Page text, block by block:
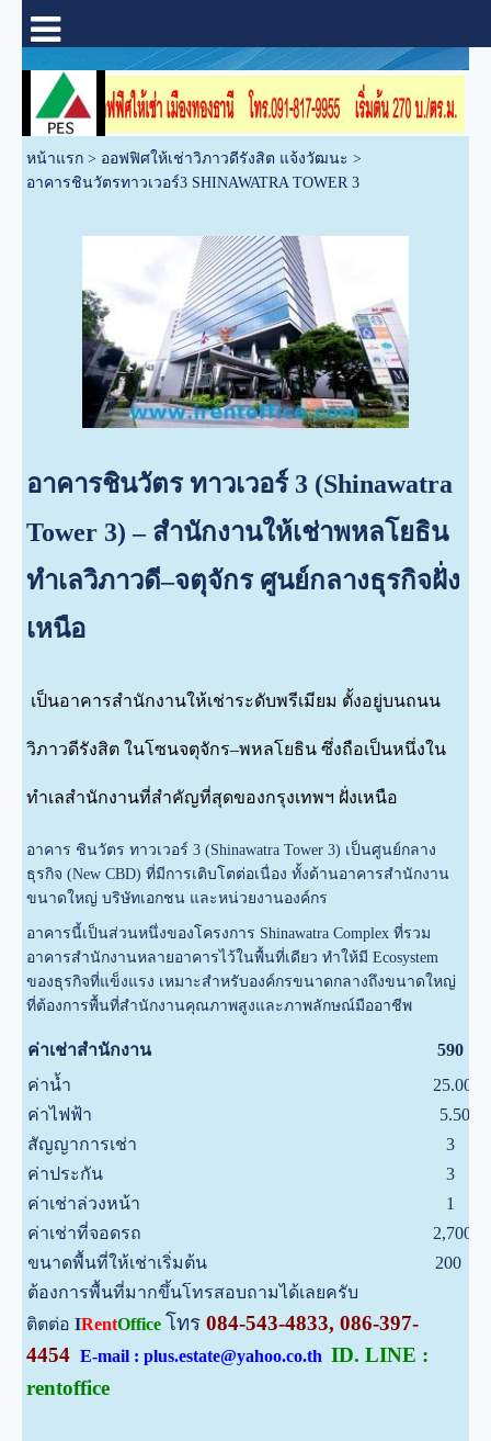
หน้าแรก > ออฟฟิศให้เช่าวิภาวดีรังสิต แจ้งวัฒนะ >
อาคารชินวัตรทาวเวอร์3 SHINAWATRA TOWER 3
อาคารชินวัตร ทาวเวอร์ 3 (Shinawatra
Tower 3) – สำนักงานให้เช่าพหลโยธิน
ทำเลวิภาวดี–จตุจักร ศูนย์กลางธุรกิจฝั่ง
เหนือ
เป็นอาคารสำนักงานให้เช่าระดับพรีเมียม ตั้งอยู่บนถนน
วิภาวดีรังสิต ในโซนจตุจักร–พหลโยธิน ซึ่งถือเป็นหนึ่งใน
ทำเลสำนักงานที่สำคัญที่สุดของกรุงเทพฯ ฝั่งเหนือ
อาคาร ชินวัตร ทาวเวอร์ 3 (Shinawatra Tower 3) เป็นศูนย์กลาง
ธุรกิจ (New CBD) ที่มีการเติบโตต่อเนื่อง ทั้งด้านอาคารสำนักงาน
ขนาดใหญ่ บริษัทเอกชน และหน่วยงานองค์กร
อาคารนี้เป็นส่วนหนึ่งของโครงการ Shinawatra Complex ที่รวม
อาคารสำนักงานหลายอาคารไว้ในพื้นที่เดียว ทำให้มี Ecosystem
ของธุรกิจที่แข็งแรง เหมาะสำหรับองค์กรขนาดกลางถึงขนาดใหญ่
ที่ต้องการพื้นที่สำนักงานคุณภาพสูงและภาพลักษณ์มืออาชีพ
ค่าเช่าสำนักงาน 590
ค่าน้ำ 25.00
ค่าไฟฟ้า
5.50
สัญญาการเช่า
3
ค่าประกัน
3
ค่าเช่าล่วงหน้า
1
ค่าเช่าที่จอดรถ
2,700
ขนาดพื้นที่ให้เช่าเริ่มต้น
200
ต้องการพื้นที่มากขึ้นโทรสอบถามได้เลยครับ
ติตต่อ IRentOffice โทร 084-543-4833, 086-397-
4454 E-mail : plus.estate@yahoo.co.th ID. LINE :
rentoffice